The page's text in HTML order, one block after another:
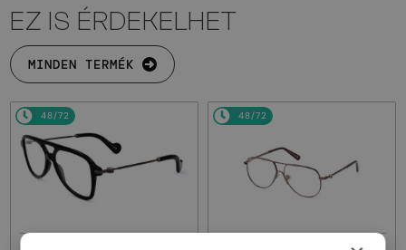
EZ IS ÉRDEKELHET
MINDEN TERMÉK
48/72 48/72